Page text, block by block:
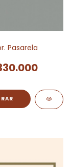
Pasarela